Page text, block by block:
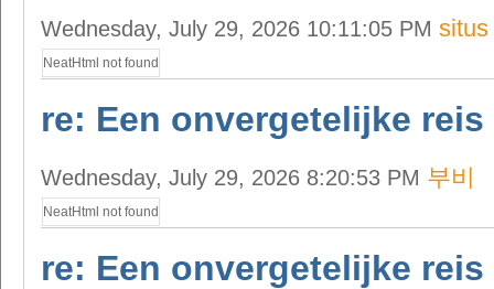
Wednesday, July 29, 2026 10:11:05 PM situs
NeatHtml not found
re: Een onvergetelijke reis
Wednesday, July 29, 2026 8:20:53 PM 부비
NeatHtml not found
re: Een onvergetelijke reis